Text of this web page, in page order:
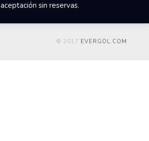
aceptación sin reservas.
© 2017 EVERGOL.COM